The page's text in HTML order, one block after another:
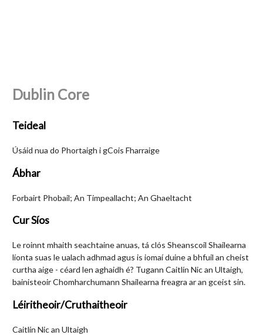
Dublin Core
Teideal
Úsáid nua do Phortaigh i gCois Fharraige
Ábhar
Forbairt Phobail; An Timpeallacht; An Ghaeltacht
Cur Síos
Le roinnt mhaith seachtaine anuas, tá clós Sheanscoil Shailearna
líonta suas le ualach adhmad agus is iomaí duine a bhfuil an cheist
curtha aige - céard len aghaidh é? Tugann Caitlín Nic an Ultaigh,
bainisteoir Chomharchumann Shailearna freagra ar an gceist sin.
Léiritheoir/Cruthaitheoir
Caitlín Nic an Ultaigh